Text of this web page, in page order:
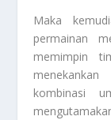
Maka
permainan
memimpin
kombinasi